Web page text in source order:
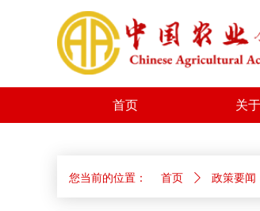
首页 关
您当前的位置： 首页 ꄲ 政策要闻